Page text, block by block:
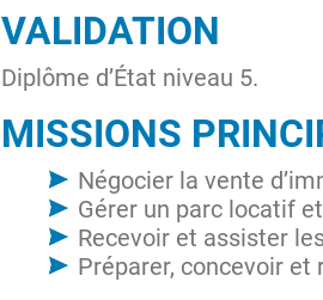
VALIDATION
Diplôme d’État niveau 5.
MISSIONS
Négocier la vente
Gérer un parc locatif
Recevoir et assister
Préparer, concevoir